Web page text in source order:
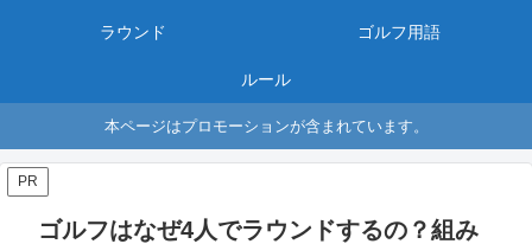
ラウンド ゴルフ用語
ルール
本ページはプロモーションが含まれています。
PR
ゴルフはなぜ4人でラウンドするの？組み